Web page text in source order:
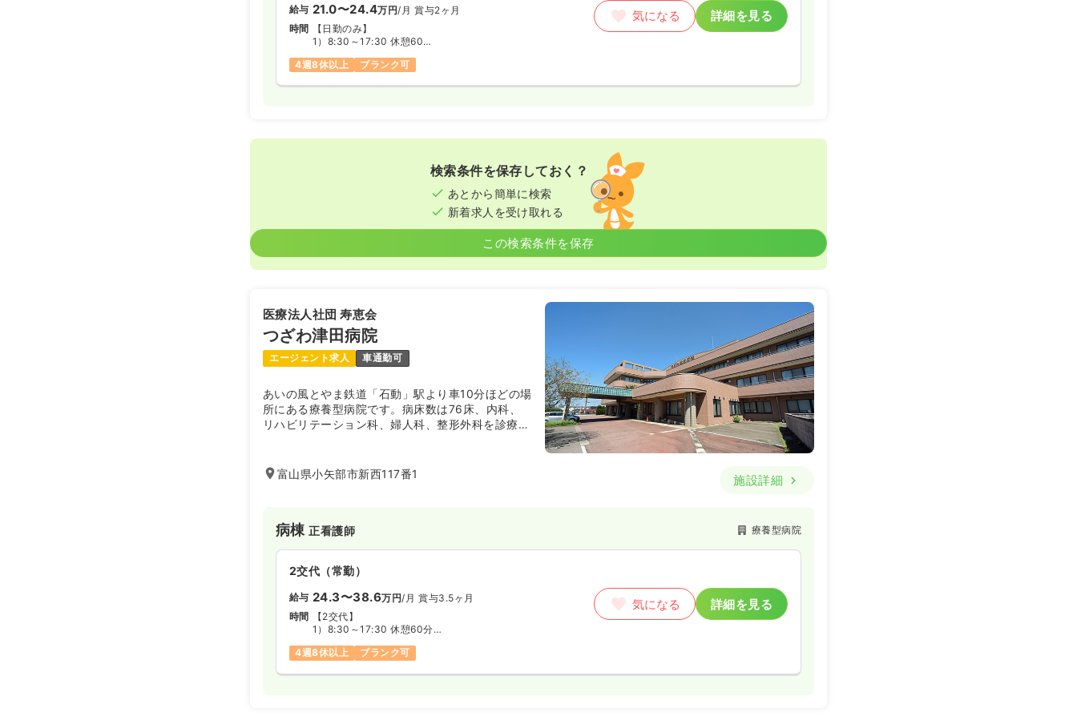
給与 21.0〜24.4万円/月 賞与2ヶ月
時間
【日勤のみ】
1）8:30～17:30 休憩60分
4週8休以上
ブランク可
気になる 詳細を見る
検索条件を保存しておく？
あとから簡単に検索
新着求人を受け取れる
この検索条件を保存
医療法人社団 寿恵会
つざわ津田病院
エージェント求人 車通勤可
あいの風とやま鉄道「石動」駅より車10分ほどの場
所にある療養型病院です。病床数は76床、内科、
リハビリテーション科、婦人科、整形外科を診療科
富山県小矢部市新西117番1 施設詳細
病棟正看護師 療養型病院
2交代（常勤）
給与 24.3〜38.6万円/月 賞与3.5ヶ月
時間
【2交代】
1）8:30～17:30 休憩60分
※夜勤については相談ください
4週8休以上 ブランク可
気になる 詳細を見る